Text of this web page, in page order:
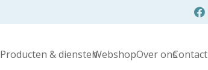
Producten & dienstenWebshopOver onsContact